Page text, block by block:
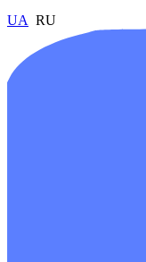
UA RU